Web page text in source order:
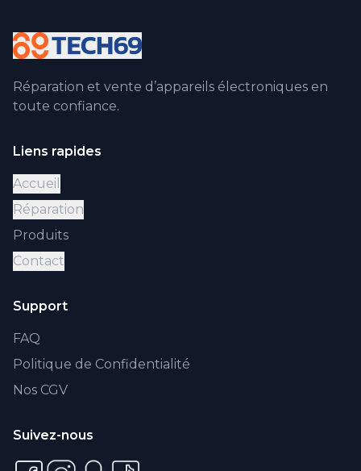
Réparation et vente d’appareils électroniques en
toute confiance.
Liens rapides
Accueil
Réparation
Produits
Contact
Support
FAQ
Politique de Confidentialité
Nos CGV
Suivez-nous